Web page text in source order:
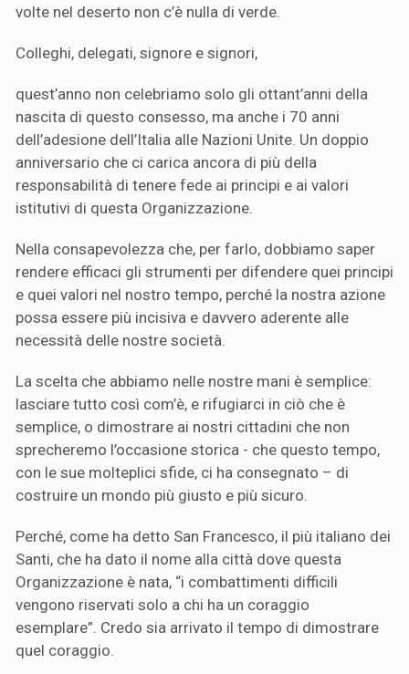
volte nel deserto non c’è nulla di verde.
Colleghi, delegati, signore e signori,
quest’anno non celebriamo solo gli ottant’anni della
nascita di questo consesso, ma anche i 70 anni
dell’adesione dell’Italia alle Nazioni Unite. Un doppio
anniversario che ci carica ancora di più della
responsabilità di tenere fede ai principi e ai valori
istitutivi di questa Organizzazione.
Nella consapevolezza che, per farlo, dobbiamo saper
rendere efficaci gli strumenti per difendere quei principi
e quei valori nel nostro tempo, perché la nostra azione
possa essere più incisiva e davvero aderente alle
necessità delle nostre società.
La scelta che abbiamo nelle nostre mani è semplice:
lasciare tutto così com’è, e rifugiarci in ciò che è
semplice, o dimostrare ai nostri cittadini che non
sprecheremo l’occasione storica - che questo tempo,
con le sue molteplici sfide, ci ha consegnato – di
costruire un mondo più giusto e più sicuro.
Perché, come ha detto San Francesco, il più italiano dei
Santi, che ha dato il nome alla città dove questa
Organizzazione è nata, “i combattimenti difficili
vengono riservati solo a chi ha un coraggio
esemplare”. Credo sia arrivato il tempo di dimostrare
quel coraggio.